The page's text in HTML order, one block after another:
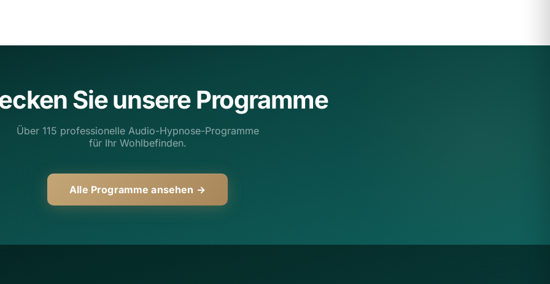
Sie unsere Programme
Über 115 professionelle Audio-Hypnose-Programme
für Ihr Wohlbefinden.
Alle Programme ansehen →